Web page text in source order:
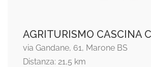
AGRITURISMO CASCINA
via Gandane, 61, Marone BS
Distanza: 21,5 km